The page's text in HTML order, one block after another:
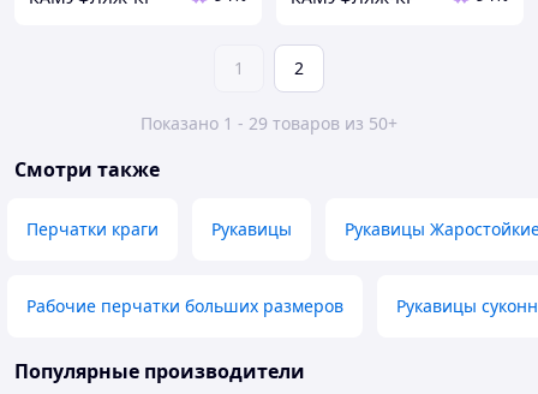
1 2
Показано 1 - 29 товаров из 50+
Смотри также
Перчатки краги Рукавицы Рукавицы
Рабочие перчатки больших размеров Рукавицы
Популярные производители